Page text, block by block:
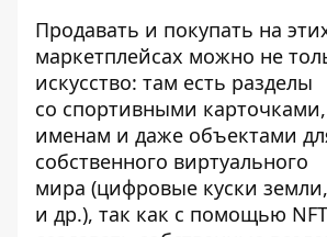
Продавать и покупать на
маркетплейсах можно не
искусство: там есть разделы
со спортивными карточками,
именам и даже объектами
собственного виртуального
мира (цифровые куски
и др.), так как с помощью